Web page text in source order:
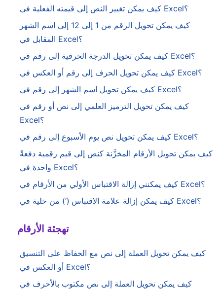
كيف يمكن تغيير النص إلى قيمته الفعلية في Excel؟
كيف يمكن تحويل الرقم من 1 إلى 12 إلى اسم الشهر
المقابل في Excel؟
كيف يمكن تحويل الدرجة الحرفية إلى رقم في Excel؟
كيف يمكن تحويل الحرف إلى رقم أو العكس في Excel؟
كيف يمكن تحويل اسم الشهر إلى رقم في Excel؟
كيف يمكن تحويل الترميز العلمي إلى نص أو رقم في
Excel؟
كيف يمكن تحويل نص يوم الأسبوع إلى رقم في Excel؟
كيف يمكن تحويل الأرقام المخزَّنة كنص إلى قيم رقمية دفعةً
واحدة في Excel؟
كيف يمكنني إزالة الاقتباس الأولي من الأرقام في Excel؟
كيف يمكن إزالة علامة الاقتباس (‘) من خلية في Excel؟
تهجئة الأرقام
كيف يمكن تحويل العملة إلى نص مع الحفاظ على التنسيق
أو العكس في Excel؟
كيف يمكن تحويل العملة إلى نص مكتوب بالأحرف في